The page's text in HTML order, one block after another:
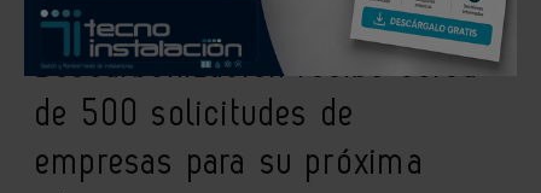
Electrificación y la
Descarbonización recibe cerca
de 500 solicitudes de
empresas para su próxima